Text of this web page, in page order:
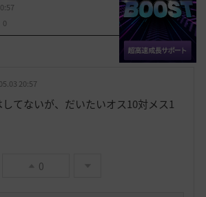
0
お
入
共有する
20:57
てないが、だいたいオス10対メス1
0